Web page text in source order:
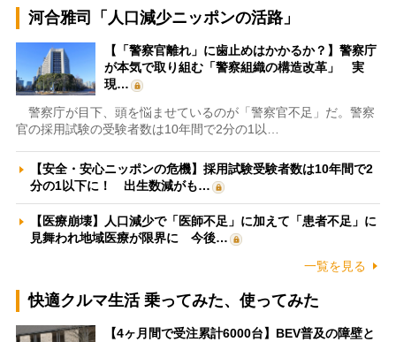
河合雅司「人口減少ニッポンの活路」
【「警察官離れ」に歯止めはかかるか？】警察庁
が本気で取り組む「警察組織の構造改革」 実
現…
警察庁が目下、頭を悩ませているのが「警察官不足」だ。警察
官の採用試験の受験者数は10年間で2分の1以…
【安全・安心ニッポンの危機】採用試験受験者数は10年間で2
分の1以下に！ 出生数減がも…
【医療崩壊】人口減少で「医師不足」に加えて「患者不足」に
見舞われ地域医療が限界に 今後…
一覧を見る
快適クルマ生活 乗ってみた、使ってみた
【4ヶ月間で受注累計6000台】BEV普及の障壁と